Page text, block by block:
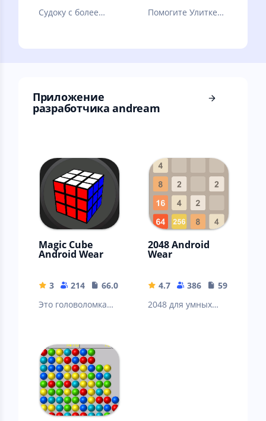
Судоку с более
Помогите Улитке
Приложение
разработчика andream
Magic Cube
Android Wear
3 214
66.02 KB
Это головоломка
Android Wear и
мобильных
телефонов
2048 Android
Wear
4.7 386
59.13 KB
2048 для умных